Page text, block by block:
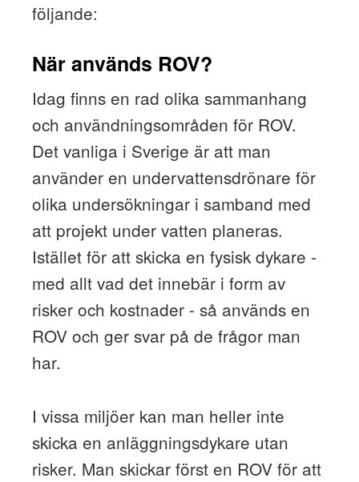
följande:
När används ROV?
Idag finns en rad olika sammanhang
och användningsområden för ROV.
Det vanliga i Sverige är att man
använder en undervattensdrönare för
olika undersökningar i samband med
att projekt under vatten planeras.
Istället för att skicka en fysisk dykare -
med allt vad det innebär i form av
risker och kostnader - så används en
ROV och ger svar på de frågor man
har.
I vissa miljöer kan man heller inte
skicka en anläggningsdykare utan
risker. Man skickar först en ROV för att